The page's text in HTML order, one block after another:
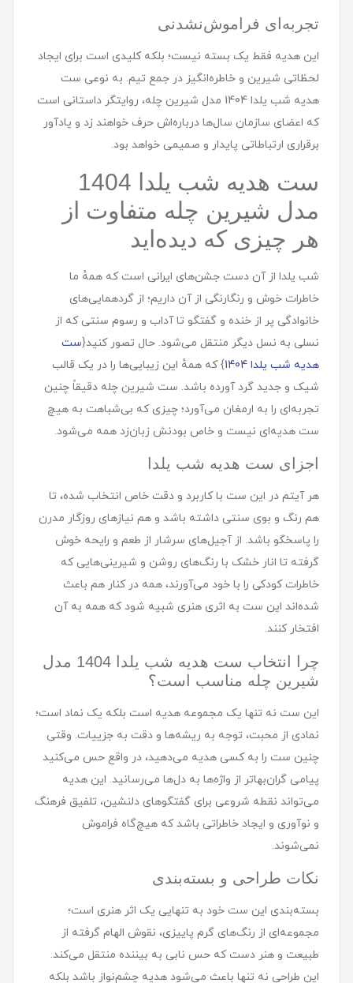
تجربه‌ای فراموش‌نشدنی
این هدیه فقط یک بسته نیست؛ بلکه کلیدی است برای ایجاد
لحظاتی شیرین و خاطره‌انگیز در جمع تیم. به نوعی ست
هديه شب یلدا 1404 مدل شيرين چله، روایتگر داستانی است
که اعضای سازمان سال‌ها درباره‌اش حرف خواهند زد و یادآور
برقراری ارتباطاتی پایدار و صمیمی خواهد بود.
ست هديه شب یلدا 1404
مدل شيرين چله متفاوت از
هر چیزی که دیده‌اید
شب یلدا از آن دست جشن‌های ایرانی است که همهٔ ما
خاطرات خوش و رنگارنگی از آن داریم؛ از گردهمایی‌های
خانوادگی پر از خنده و گفتگو تا آداب و رسوم سنتی که از
نسلی به نسل دیگر منتقل می‌شود. حال تصور کنید{ست
هدیه شب یلدا 1404
} که همهٔ این زیبایی‌ها را در یک قالب
شیک و جدید گرد آورده باشد. ست شيرين چله دقیقاً چنین
تجربه‌ای را به ارمغان می‌آورد؛ چیزی که بی‌شباهت به هیچ
ست هدیه‌ای نیست و خاص بودنش زبان‌زد همه می‌شود.
اجزای ست هديه شب یلدا
هر آیتم در این ست با کاربرد و دقت خاص انتخاب شده، تا
هم رنگ و بوی سنتی داشته باشد و هم نیازهای روزگار مدرن
را پاسخگو باشد. از آجیل‌های سرشار از طعم و رایحه خوش
گرفته تا انار خشک با رنگ‌های روشن و شیرینی‌هایی که
خاطرات کودکی را با خود می‌آورند، همه در کنار هم باعث
شده‌اند این ست به اثری هنری شبیه شود که همه به آن
افتخار کنند.
چرا انتخاب ست هديه شب یلدا 1404 مدل
شيرين چله مناسب است؟
این ست نه تنها یک مجموعه هدیه است بلکه یک نماد است؛
نمادی از محبت، توجه به ریشه‌ها و دقت به جزییات. وقتی
چنین ست را به کسی هدیه می‌دهید، در واقع حس می‌کنید
پیامی گران‌بهاتر از واژه‌ها به دل‌ها می‌رسانید. این هدیه
می‌تواند نقطه شروعی برای گفتگوهای دلنشین، تلفیق فرهنگ
و نوآوری و ایجاد خاطراتی باشد که هیچ‌گاه فراموش
نمی‌شوند.
نکات طراحی و بسته‌بندی
بسته‌بندی این ست خود به تنهایی یک اثر هنری است؛
مجموعه‌ای از رنگ‌های گرم پاییزی، نقوش الهام گرفته از
طبیعت و هنر دست که حس نابی به بیننده منتقل می‌کند.
این طراحی نه تنها باعث می‌شود هدیه چشم‌نواز باشد بلکه